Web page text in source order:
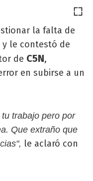
la falta de
le contestó de
de C5N,
en subirse a un
trabajo pero por
Que extraño que
le aclaró con